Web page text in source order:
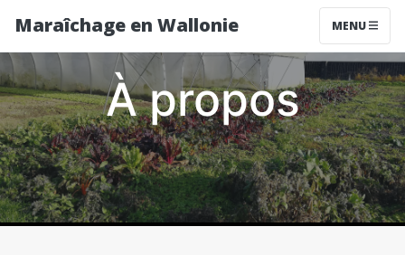
Maraîchage en Wallonie MENU
À propos